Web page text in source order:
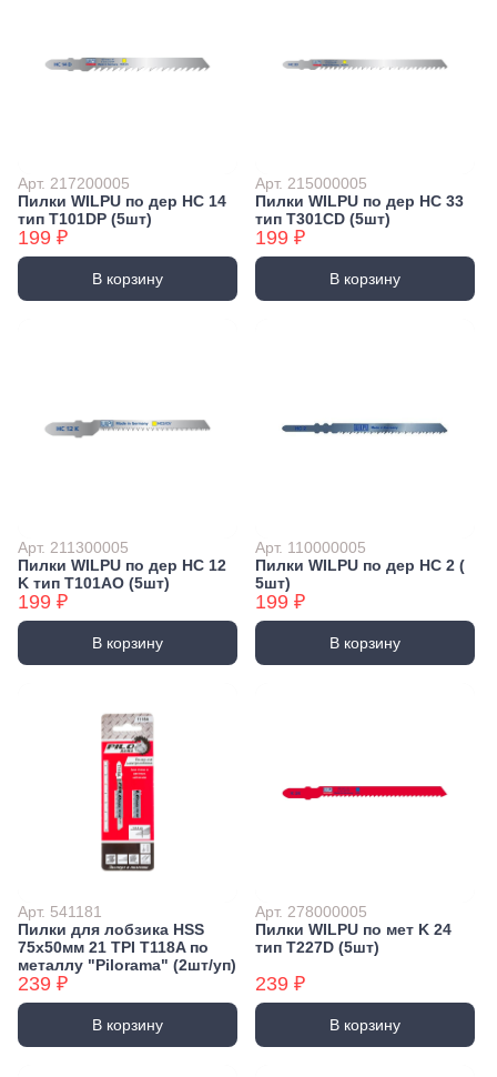
Арт. 217200005
Пилки WILPU по дер HC 14
тип T101DP (5шт)
199 ₽
В корзину
Арт. 215000005
Пилки WILPU по дер HC 33
тип T301CD (5шт)
199 ₽
В корзину
Арт. 211300005
Пилки WILPU по дер HC 12
K тип T101AO (5шт)
199 ₽
В корзину
Арт. 110000005
Пилки WILPU по дер HC 2 (
5шт)
199 ₽
В корзину
Арт. 541181
Пилки для лобзика HSS
75х50мм 21 TPI T118A по
металлу "Pilorama" (2шт/уп)
239 ₽
В корзину
Арт. 278000005
Пилки WILPU по мет K 24
тип T227D (5шт)
239 ₽
В корзину